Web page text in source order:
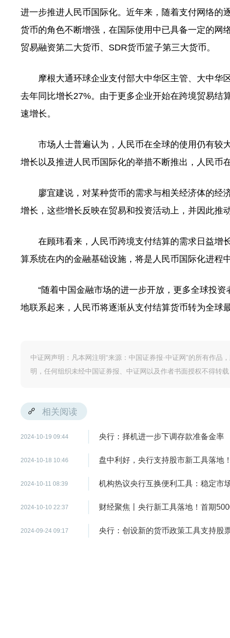
进一步推进人民币国际化。近年来，随着支付网络的
货币的角色不断增强，在国际使用中已具备一定的网
贸易融资第二大货币、SDR货币篮子第三大货币。
摩根大通环球企业支付部大中华区主管、大中华
去年同比增长27%。由于更多企业开始在跨境贸易结
速增长。
市场人士普遍认为，人民币在全球的使用仍有较
增长以及推进人民币国际化的举措不断推出，人民币
廖宜建说，对某种货币的需求与相关经济体的经
增长，这些增长反映在贸易和投资活动上，并因此推
在顾玮看来，人民币跨境支付结算的需求日益增
算系统在内的金融基础设施，将是人民币国际化进程
“随着中国金融市场的进一步开放，更多全球投资
地联系起来，人民币将逐渐从支付结算货币转为全球
中证网声明：凡本网注明“来源：中国证券报·中证网”的所有作
明，任何组织未经中国证券报、中证网以及作者书面授权不得转
相关阅读
2024-10-19 09:44 央行：择机进一步下调存款准备金率
2024-10-18 10:46 盘中利好，央行支持股市新工具落地！
2024-10-11 08:39 机构热议央行互换便利工具：稳定市
2024-10-10 22:37 财经聚焦丨央行新工具落地！首期
2024-09-24 09:17 央行：创设新的货币政策工具支持股